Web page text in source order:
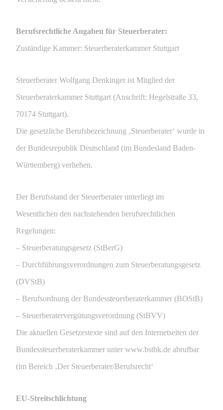
Berufsrechtliche Angaben für Steuerberater:
Zuständige Kammer: Steuerberaterkammer Stuttgart
Steuerberater Wolfgang Denkinger ist Mitglied der
Steuerberaterkammer Stuttgart (Anschrift: Hegelstraße 33,
70174 Stuttgart).
Die gesetzliche Berufsbezeichnung ‚Steuerberater‘ wurde in
der Bundesrepublik Deutschland (im Bundesland Baden-
Württemberg) verliehen.
Der Berufsstand der Steuerberater unterliegt im
Wesentlichen den nachstehenden berufsrechtlichen
Regelungen:
– Steuerberatungsgesetz (StBerG)
– Durchführungsverordnungen zum Steuerberatungsgesetz
(DVStB)
– Berufsordnung der Bundessteuerberaterkammer (BOStB)
– Steuerberatervergütungsverordnung (StBVV)
Die aktuellen Gesetzestexte sind auf den Internetseiten der
Bundessteuerberaterkammer unter www.bstbk.de abrufbar
(im Bereich ‚Der Steuerberater/Berufsrecht‘
EU-Streitschlichtung